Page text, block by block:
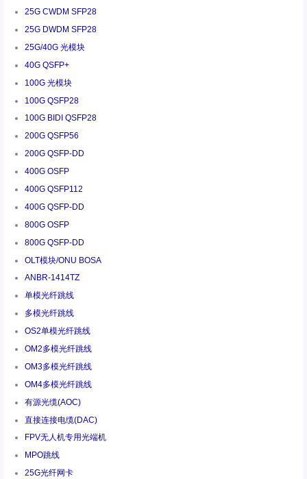
25G CWDM SFP28
25G DWDM SFP28
25G/40G 光模块
40G QSFP+
100G 光模块
100G QSFP28
100G BIDI QSFP28
200G QSFP56
200G QSFP-DD
400G OSFP
400G QSFP112
400G QSFP-DD
800G OSFP
800G QSFP-DD
OLT模块/ONU BOSA
ANBR-1414TZ
单模光纤跳线
多模光纤跳线
OS2单模光纤跳线
OM2多模光纤跳线
OM3多模光纤跳线
OM4多模光纤跳线
有源光缆(AOC)
直接连接电缆(DAC)
FPV无人机专用光端机
MPO跳线
25G光纤网卡